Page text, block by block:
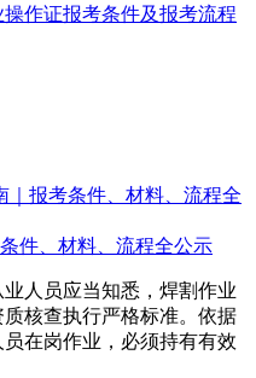
作证报考条件及报考流程
件、材料、流程全公示
人员应当知悉，焊割作业
核查执行严格标准。依据
在岗作业，必须持有有效